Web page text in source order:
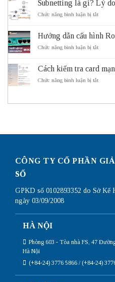
lợi
của
thống
thông
ITS
là
Mask
động
Subnetting là gì? Lý
Chức năng bình luận bị tắtở
gì?
sử
dụng
Hướng dẫn cấu hình
Chức năng bình luận bị tắtở
cấu
Cách kiểm tra card
Chức năng bình luận bị tắtở
tra
nhất
CÔNG TY CỔ PHẦN
SỐ
GPKD số 0102893352 do Sở
ngày 03/09/2008
HÀ NỘI
Phòng 603 - Tòa nhà FS, 47
Hà Nội
(+84-24) 3776 5866 / (+84-24)